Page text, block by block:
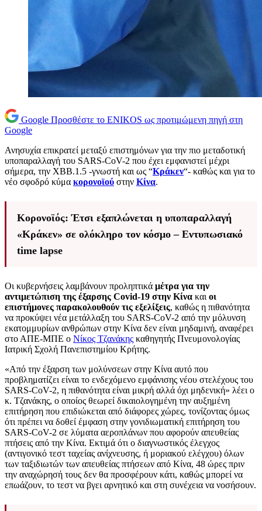
Google Προσθέστε το ENIKOS ως προτιμώμενη πηγή στη
Google
Ανησυχία επικρατεί μεταξύ επιστημόνων για την πιο μεταδοτική
υποπαραλλαγή του SARS-CoV-2 που έχει εμφανιστεί μέχρι
σήμερα, την ΧΒΒ.1.5 -γνωστή και ως “Κράκεν“- καθώς και για το
νέο σφοδρό κύμα κορονοϊού στην Κίνα.
Κορονοϊός: Έτσι εξαπλώνεται η υποπαραλλαγή
«Κράκεν» σε ολόκληρο τον κόσμο – Εντυπωσιακό
time lapse
Οι κυβερνήσεις λαμβάνουν προληπτικά μέτρα για την
αντιμετώπιση της έξαρσης Covid-19 στην Κίνα και οι
επιστήμονες παρακολουθούν τις εξελίξεις, καθώς η πιθανότητα
να προκύψει νέα μετάλλαξη του SARS-CoV-2 από την μόλυνση
εκατομμυρίων ανθρώπων στην Κίνα δεν είναι μηδαμινή, αναφέρει
στο ΑΠΕ-ΜΠΕ ο Νίκος Τζανάκης καθηγητής Πνευμονολογίας
Ιατρική Σχολή Πανεπιστημίου Κρήτης.
«Από την έξαρση των μολύνσεων στην Κίνα αυτό που
προβληματίζει είναι το ενδεχόμενο εμφάνισης νέου στελέχους του
SARS-CoV-2, η πιθανότητα είναι μικρή αλλά όχι μηδενική» λέει ο
κ. Τζανάκης, ο οποίος θεωρεί δικαιολογημένη την αυξημένη
επιτήρηση που επιδιώκεται από διάφορες χώρες, τονίζοντας όμως
ότι πρέπει να δοθεί έμφαση στην γονιδιωματική επιτήρηση του
SARS-CoV-2 σε λύματα αεροπλάνων που αφορούν απευθείας
πτήσεις από την Κίνα. Εκτιμά ότι ο διαγνωστικός έλεγχος
(αντιγονικό τεστ ταχείας ανίχνευσης, ή μοριακού ελέγχου) όλων
των ταξιδιωτών των απευθείας πτήσεων από Κίνα, 48 ώρες πριν
την αναχώρησή τους δεν θα προσφέρουν κάτι, καθώς μπορεί να
επωάζουν, το τεστ να βγει αρνητικό και στη συνέχεια να νοσήσουν.